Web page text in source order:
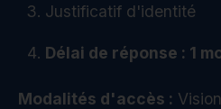
Justificatif d'identité
Délai de réponse : 1
Modalités d'accès :